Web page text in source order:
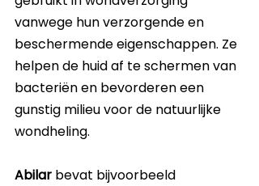
vanwege hun verzorgende en
beschermende eigenschappen. Ze
helpen de huid af te schermen van
bacteriën en bevorderen een
gunstig milieu voor de natuurlijke
wondheling.
Abilar bevat bijvoorbeeld